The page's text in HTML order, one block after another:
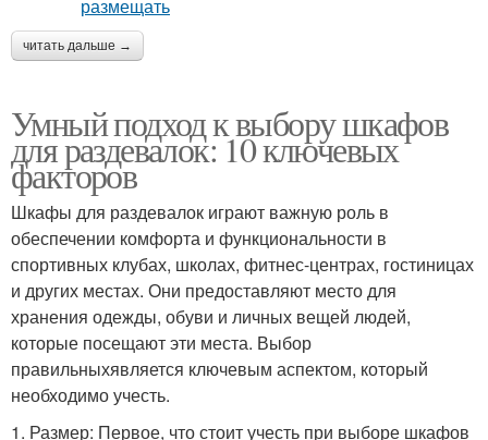
читать дальше →
Умный подход к выбору шкафов
для раздевалок: 10 ключевых
факторов
Шкафы для раздевалок играют важную роль в
обеспечении комфорта и функциональности в
спортивных клубах, школах, фитнес-центрах, гостиницах
и других местах. Они предоставляют место для
хранения одежды, обуви и личных вещей людей,
которые посещают эти места. Выбор
правильныхявляется ключевым аспектом, который
необходимо учесть.
1. Размер: Первое, что стоит учесть при выборе шкафов